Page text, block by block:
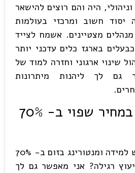
היה והם רוצים להישאר
יסוד חשוב ומרכזי בעולמות
מצטיינים. אשמח לצייד
בארגז כלים עדכני יותר
שינוי ארגוני וחזרה למוד של
גם לך ליהנות מיתרונות
מפגשי למידה במחיר שפוי ב- 70%
הידעת כי תקבל מפגש למידה ומנטורינג בזום ב- 70%
רגילה? אני מאפשר גם לך